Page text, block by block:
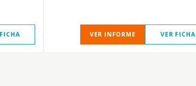
VER INFORME VER FICHA